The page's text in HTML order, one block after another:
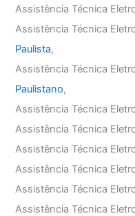
Assistência Técnica
Assistência Técnica
Paulista,
Assistência Técnica
Paulistano,
Assistência Técnica
Assistência Técnica
Assistência Técnica
Assistência Técnica
Assistência Técnica
Assistência Técnica